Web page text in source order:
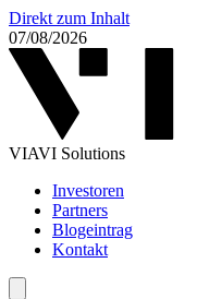
Direkt zum Inhalt
07/08/2026
VIAVI Solutions
Investoren
Partners
Blogeintrag
Kontakt